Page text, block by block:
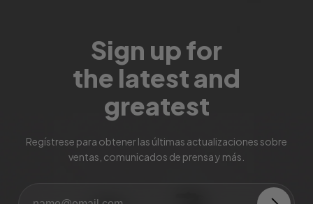
Sign up for
the latest and
greatest
Regístrese para obtener las últimas actualizaciones sobre
ventas, comunicados de prensa y más.